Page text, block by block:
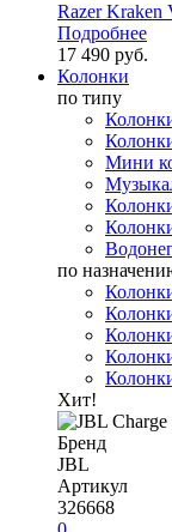
Razer Kraken
Подробнее
17 490 руб.
Колонки
по типу
Мини
по
Хит!
Бренд
JBL
Артикул
326668